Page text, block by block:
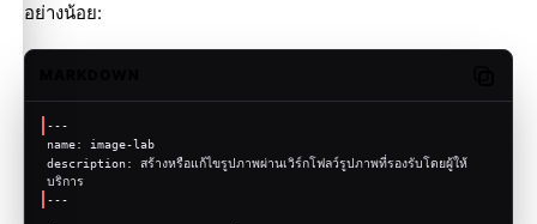
อย่างน้อย:
---
name: image-lab
description: สร้างหรือแก้ไขรูปภาพผ่านเวิร์กโฟลว์รูปภาพที่รองรับโดยผู้ให้
บริการ
---